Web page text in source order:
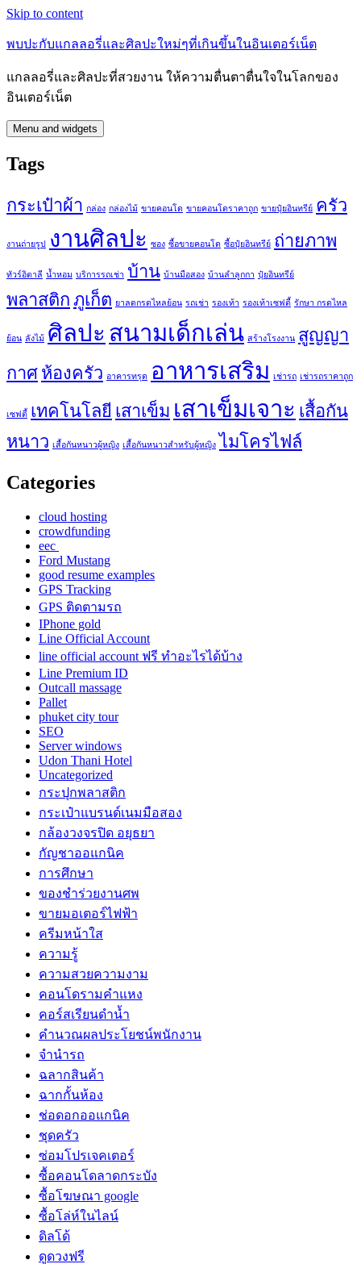
Skip to content
พบปะกับแกลลอรี่และศิลปะใหม่ๆที่เกินขึ้นในอินเตอร์เน็ต
แกลลอรี่และศิลปะที่สวยงาน ให้ความตื่นตาตื่นใจในโลกของ
อินเตอร์เน็ต
Menu and widgets
Tags
กระเป๋าผ้า กล่อง กล่องไม้ ขายคอนโด ขายคอนโดราคาถูก ขายปุ๋ยอินทรีย์ ครัว
งานถ่ายรูป งานศิลปะ ซอง ซื้อขายคอนโด ซื้อปุ๋ยอินทรีย์ ถ่ายภาพ
ทัวร์อิตาลี น้ำหอม บริการรถเช่า บ้าน บ้านมือสอง บ้านลำลูกกา ปุ๋ยอินทรีย์
พลาสติก ภูเก็ต ยาลดกรดไหลย้อน รถเช่า รองเท้า รองเท้าเซฟตี้ รักษา กรดไหล
ย้อน ลังไม้ ศิลปะ สนามเด็กเล่น สร้างโรงงาน สูญญา
กาศ ห้องครัว อาคารทรุด อาหารเสริม เช่ารถ เช่ารถราคาถูก
เซฟตี้ เทคโนโลยี เสาเข็ม เสาเข็มเจาะ เสื้อกัน
หนาว เสื้อกันหนาวผู้หญิง เสื้อกันหนาวสำหรับผู้หญิง ไมโครไฟล์
Categories
cloud hosting
crowdfunding
eec
Ford Mustang
good resume examples
GPS Tracking
GPS ติดตามรถ
IPhone gold
Line Official Account
line official account ฟรี ทําอะไรได้บ้าง
Line Premium ID
Outcall massage
Pallet
phuket city tour
SEO
Server windows
Udon Thani Hotel
Uncategorized
กระปุกพลาสติก
กระเป๋าแบรนด์เนมมือสอง
กล้องวงจรปิด อยุธยา
กัญชาออแกนิค
การศึกษา
ของชำร่วยงานศพ
ขายมอเตอร์ไฟฟ้า
ครีมหน้าใส
ความรู้
ความสวยความงาม
คอนโดรามคำแหง
คอร์สเรียนดำน้ำ
คำนวณผลประโยชน์พนักงาน
จำนำรถ
ฉลากสินค้า
ฉากกั้นห้อง
ช่อดอกออแกนิค
ชุดครัว
ซ่อมโปรเจคเตอร์
ซื้อคอนโดลาดกระบัง
ซื้อโฆษณา google
ซื้อโล่ห์ในไลน์
ดิลโด้
ดูดวงฟรี